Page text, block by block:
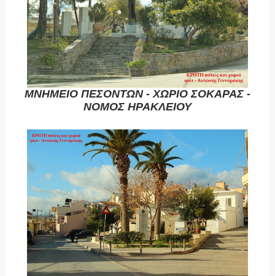
ΜΝΗΜΕΙΟ ΠΕΣΟΝΤΩΝ - ΧΩΡΙΟ ΣΟΚΑΡΑΣ -
ΝΟΜΟΣ ΗΡΑΚΛΕΙΟΥ